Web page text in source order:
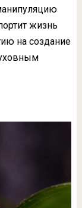
жизнь
на создание